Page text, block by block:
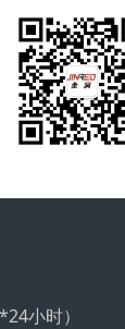
小时）